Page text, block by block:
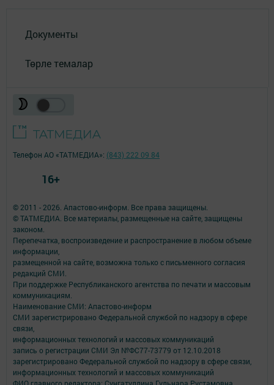
Документы
Төрле темалар
© 2011 - 2026. Апастово-информ. Все права защищены.
© ТАТМЕДИА. Все материалы, размещенные на сайте, защищены
законом.
Перепечатка, воспроизведение и распространение в любом объеме
информации,
размещенной на сайте, возможна только с письменного согласия
редакций СМИ.
При поддержке Республиканского агентства по печати и массовым
коммуникациям.
Наименование СМИ: Апастово-информ
СМИ зарегистрировано Федеральной службой по надзору в сфере
связи,
информационных технологий и массовых коммуникаций
запись о регистрации СМИ Эл №ФС77-73779 от 12.10.2018
зарегистрировано Федеральной службой по надзору в сфере связи,
информационных технологий и массовых коммуникаций
Телефон АО «ТАТМЕДИА»: (843) 222 09 84
16+